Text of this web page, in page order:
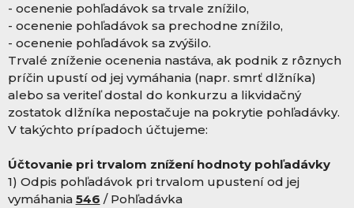
- ocenenie pohľadávok sa trvale znížilo,
- ocenenie pohľadávok sa prechodne znížilo,
- ocenenie pohľadávok sa zvýšilo.
Trvalé zníženie ocenenia nastáva, ak podnik z rôznych
príčin upustí od jej vymáhania (napr. smrť dlžníka)
alebo sa veriteľ dostal do konkurzu a likvidačný
zostatok dlžníka nepostačuje na pokrytie pohľadávky.
V takýchto prípadoch účtujeme:
Účtovanie pri trvalom znížení hodnoty pohľadávky
1) Odpis pohľadávok pri trvalom upustení od jej
vymáhania 546 / Pohľadávka